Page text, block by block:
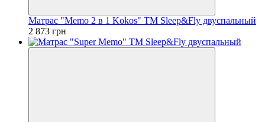
Матрас "Memo 2 в 1 Kokos" ТМ Sleep&Fly двуспальный
2 873 грн